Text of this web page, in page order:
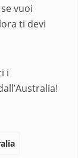
vuoi
ti devi
i